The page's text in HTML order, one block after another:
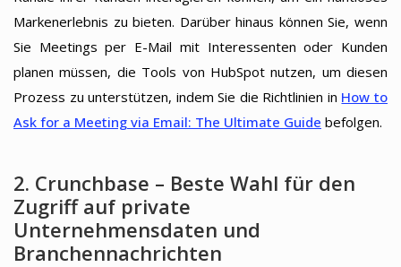
Markenerlebnis zu bieten. Darüber hinaus können Sie, wenn
Sie Meetings per E-Mail mit Interessenten oder Kunden
planen müssen, die Tools von HubSpot nutzen, um diesen
Prozess zu unterstützen, indem Sie die Richtlinien in How to
Ask for a Meeting via Email: The Ultimate Guide befolgen.
2. Crunchbase – Beste Wahl für den
Zugriff auf private
Unternehmensdaten und
Branchennachrichten